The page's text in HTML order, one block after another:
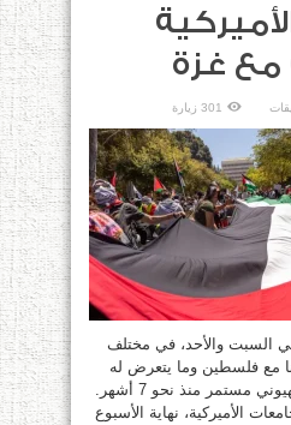
مع غزة
احتجاجات
الجامعات
الأميركية
المتضامنة
مع
غزة
مغلقة
301 زيارة
السبت والأحد، في مختلف
مع فلسطين وما يتعرض له
قطاع غزة من عدوان صهيوني مستمر منذ نحو 7 أشهر.
الأميركية، نهاية الأسبوع